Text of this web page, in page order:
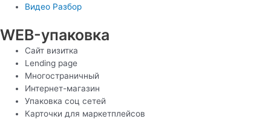
Видео Разбор
WEB-упаковка
Сайт визитка
Lending page
Многостраничный
Интернет-магазин
Упаковка соц сетей
Карточки для маркетплейсов